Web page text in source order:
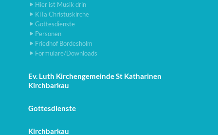
Hier ist Musik drin
KiTa Christuskirche
Gottesdienste
Personen
Friedhof Bordesholm
Formulare/Downloads
Ev. Luth Kirchengemeinde St Katharinen
Kirchbarkau
Gottesdienste
Kirchbarkau